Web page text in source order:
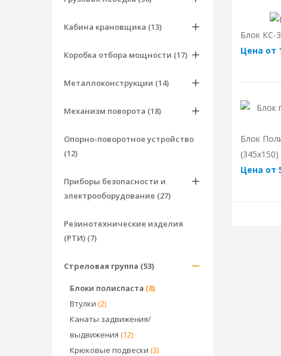
Кабина крановщика (13)
Коробка отбора мощности (17)
Металлоконструкции (14)
Механизм поворота (18)
Опорно-поворотное устройство
(12)
Приборы безопасности и
электрооборудование (27)
Резинотехнические изделия
(РТИ) (7)
Стреловая группа (53)
Блоки полиспаста (8)
Втулки (2)
Канаты задвижения/
выдвижения (12)
Крюковые подвески (3)
Блок КС-
Цена от
Блок
(345х150)
Цена от